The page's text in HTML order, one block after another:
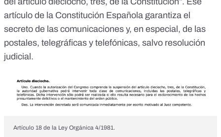
artículo de la Constitución Española garantiza el
secreto de las comunicaciones y, en especial, de las
postales, telegráficas y telefónicas, salvo resolución
judicial.
Artículo 18 de la Ley Orgánica 4/1981.